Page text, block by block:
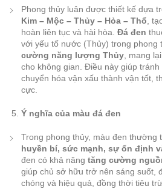
Phong thủy luân được thiết kế dựa
Kim – Mộc – Thủy – Hỏa – Thổ,
hoàn liên tục và hài hòa. Đá đen
với yếu tố nước (Thủy) trong phong
cường năng lượng Thủy, mang
cho không gian. Điều này giúp
chuyển hóa vận xấu thành vận tốt,
cực.
Ý nghĩa của màu đá đen
Trong phong thủy, màu đen thường
huyền bí, sức mạnh, sự ổn định
đen có khả năng tăng cường
giúp chủ sở hữu trở nên sáng suốt,
chóng và hiệu quả, đồng thời tiêu